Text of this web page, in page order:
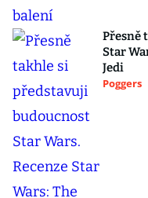
Přesně
Star
Jedi
Poggers